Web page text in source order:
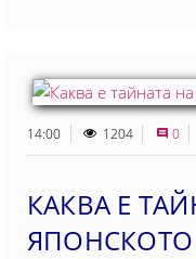
14:00
1204 0
КАКВА Е
ЯПОНСКОТО